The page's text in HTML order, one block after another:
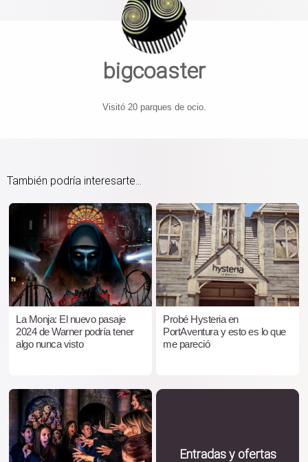
bigcoaster
Visitó 20 parques de ocio.
También podría interesarte...
La Monja: El nuevo pasaje
2024 de Warner podría tener
algo nunca visto
Probé Hysteria en
PortAventura y esto es lo que
me pareció
Entradas y ofertas